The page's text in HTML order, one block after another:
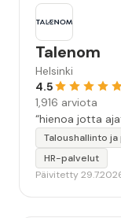
Talenom
Helsinki
4.5
1,916 arviota
“hienoa jotta
Taloushallinto
HR-palvelut
Päivitetty